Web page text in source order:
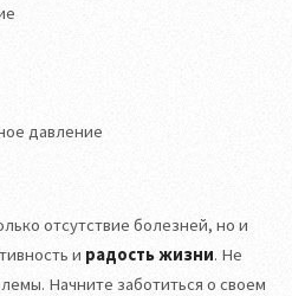
давление
отсутствие болезней, но и
и радость жизни. Не
Начните заботиться о своем